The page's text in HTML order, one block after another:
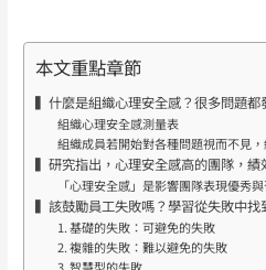
本文重點章節
▍什麼是組織心理安全感？很多問題都
組織心理安全感測量表
組織成員若開始對各種問題視而不見
▍研究指出，心理安全感高的團隊，績
「心理安全感」是影響團隊表現優秀
▍該鼓勵員工失敗嗎？學習從失敗中找
1. 基礎的失敗：可避免的失敗
2. 複雜的失敗：難以避免的失敗
3. 智慧型的失敗